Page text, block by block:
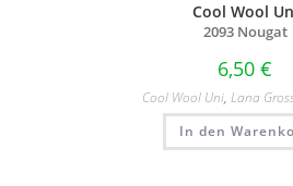
Cool Wool
2093 Nougat
6,50 €
Cool Wool Uni, Lana
In den